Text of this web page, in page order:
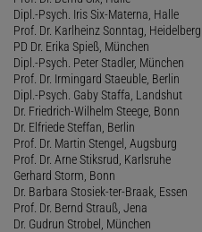
Dipl.-Psych. Iris Six-Materna, Halle
Prof. Dr. Karlheinz Sonntag, Heidelberg
PD Dr. Erika Spieß, München
Dipl.-Psych. Peter Stadler, München
Prof. Dr. Irmingard Staeuble, Berlin
Dipl.-Psych. Gaby Staffa, Landshut
Dr. Friedrich-Wilhelm Steege, Bonn
Dr. Elfriede Steffan, Berlin
Prof. Dr. Martin Stengel, Augsburg
Prof. Dr. Arne Stiksrud, Karlsruhe
Gerhard Storm, Bonn
Dr. Barbara Stosiek-ter-Braak, Essen
Prof. Dr. Bernd Strauß, Jena
Dr. Gudrun Strobel, München